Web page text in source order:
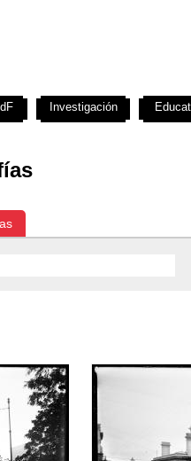
Investigación